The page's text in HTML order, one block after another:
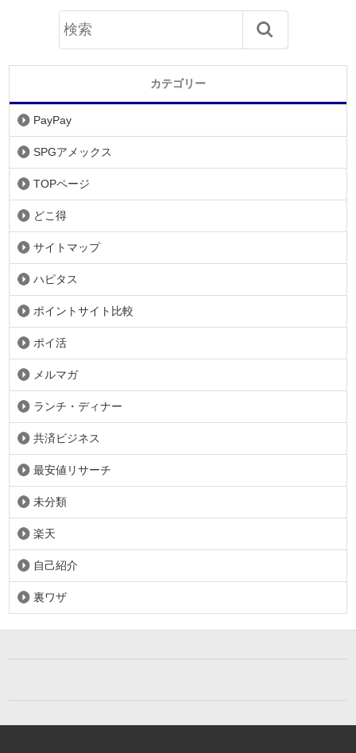
カテゴリー
PayPay
SPGアメックス
TOPページ
どこ得
サイトマップ
ハピタス
ポイントサイト比較
ポイ活
メルマガ
ランチ・ディナー
共済ビジネス
最安値リサーチ
未分類
楽天
自己紹介
裏ワザ